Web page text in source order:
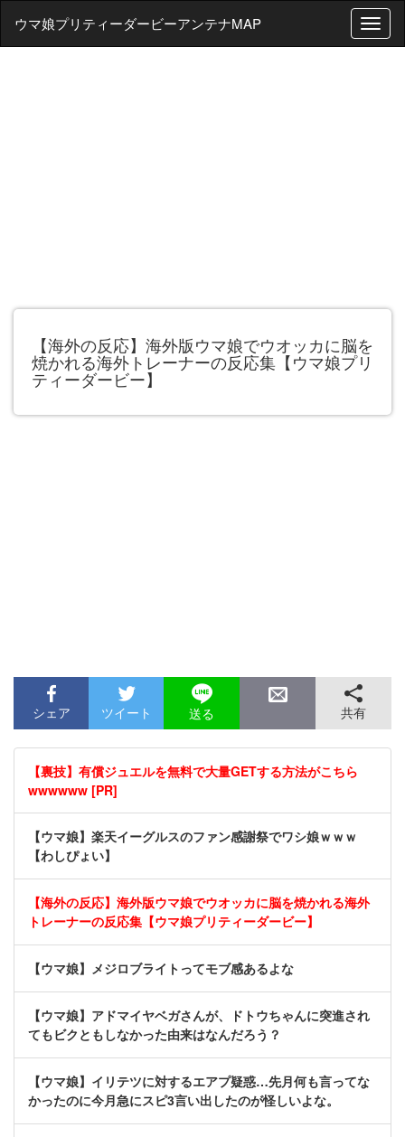
T
o
ウマ娘プリティーダービーアンテナMAP
【海外の反応】海外版ウマ娘でウオッカに脳を
焼かれる海外トレーナーの反応集【ウマ娘プリ
ティーダービー】
シェア ツイート 送る 共有
【裏技】有償ジュエルを無料で大量GETする方法がこちら
wwwwww [PR]
【ウマ娘】楽天イーグルスのファン感謝祭でワシ娘ｗｗｗ
【わしぴょい】
【海外の反応】海外版ウマ娘でウオッカに脳を焼かれる海外
トレーナーの反応集【ウマ娘プリティーダービー】
【ウマ娘】メジロブライトってモブ感あるよな
【ウマ娘】アドマイヤベガさんが、ドトウちゃんに突進され
てもビクともしなかった由来はなんだろう？
【ウマ娘】イリテツに対するエアプ疑惑…先月何も言ってな
かったのに今月急にスピ3言い出したのが怪しいよな。